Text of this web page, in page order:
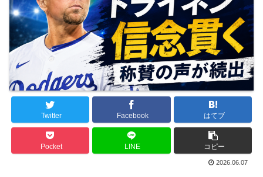
Twitter Facebook はてブ
Pocket LINE コピー
2026.06.07